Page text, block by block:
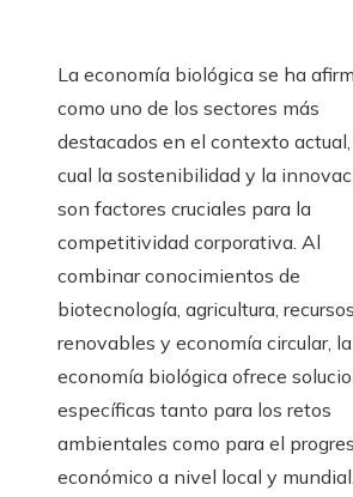
La economía biológica se ha
como uno de los sectores más
destacados en el contexto
cual la sostenibilidad y la
son factores cruciales para la
competitividad corporativa. Al
combinar conocimientos de
biotecnología, agricultura, recursos
renovables y economía circular, la
economía biológica ofrece
específicas tanto para los retos
ambientales como para el
económico a nivel local y